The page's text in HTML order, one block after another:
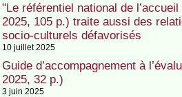
"Le référentiel national de
2025, 105 p.) traite aussi des
socio-culturels défavorisés
10 juillet 2025
Guide d’accompagnement à
2025, 32 p.)
3 juin 2025